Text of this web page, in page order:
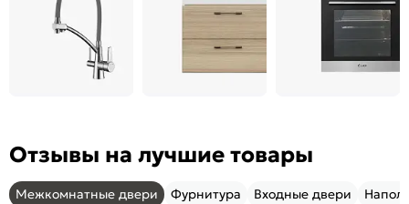
Отзывы на лучшие товары
Межкомнатные двери Фурнитура Входные двери